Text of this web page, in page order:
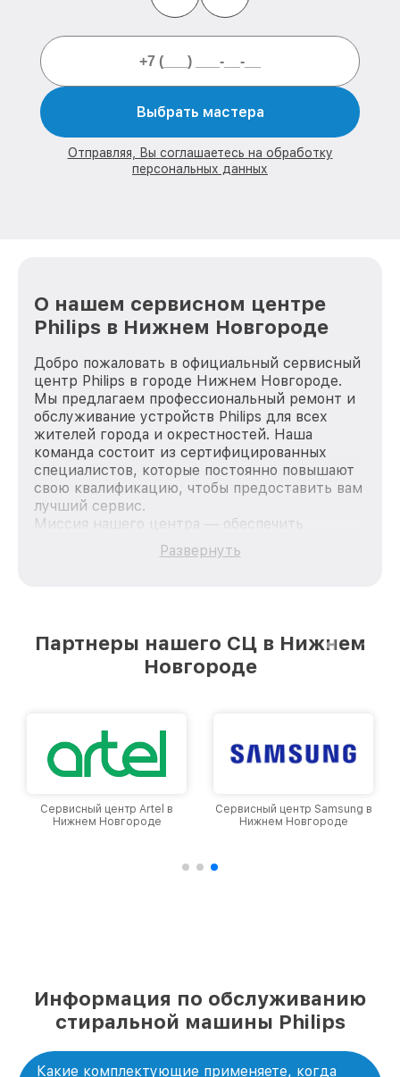
Выбрать мастера
Отправляя, Вы соглашаетесь на обработку
персональных данных
О нашем сервисном центре
Philips в Нижнем Новгороде
Добро пожаловать в официальный сервисный
центр Philips в городе Нижнем Новгороде.
Мы предлагаем профессиональный ремонт и
обслуживание устройств Philips для всех
жителей города и окрестностей. Наша
команда состоит из сертифицированных
специалистов, которые постоянно повышают
свою квалификацию, чтобы предоставить вам
лучший сервис.
Миссия нашего центра — обеспечить
качественный и доступный ремонт для
каждого пользователя продукции Philips, вне
лучшим сервисным центром Philips в городе
Нижнем Новгороде, постоянно повышая
Развернуть
Партнеры нашего СЦ в Нижнем
Новгороде
Сервисный центр Artel в
Нижнем Новгороде
Сервисный центр Samsung в
Нижнем Новгороде
Информация по обслуживанию
стиральной машины Philips
Какие комплектующие применяете, когда